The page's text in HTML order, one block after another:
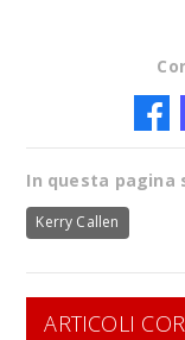
In questa pagina
Kerry Callen
ARTICOLI